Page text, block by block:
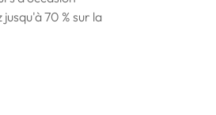
70 % sur la